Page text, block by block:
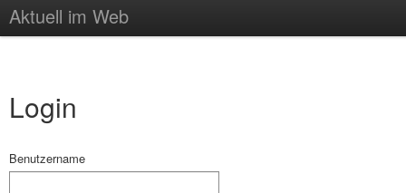
Aktuell im Web
Login
Benutzername